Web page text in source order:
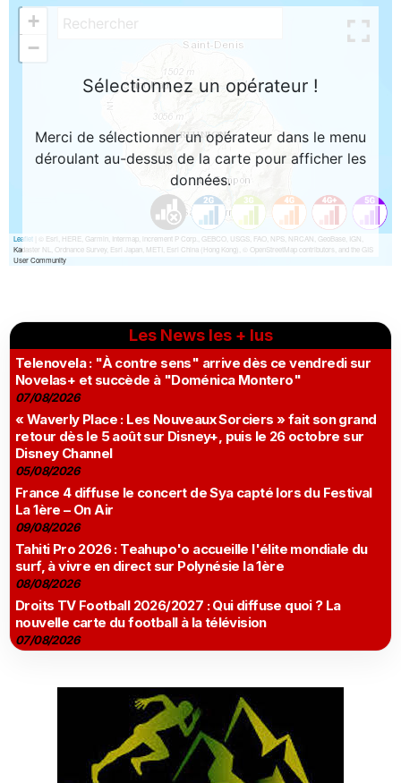
Les News les + lus
Telenovela : "À contre sens" arrive dès ce vendredi sur
Novelas+ et succède à "Doménica Montero"
07/08/2026
« Waverly Place : Les Nouveaux Sorciers » fait son grand
retour dès le 5 août sur Disney+, puis le 26 octobre sur
Disney Channel
05/08/2026
France 4 diffuse le concert de Sya capté lors du Festival
La 1ère – On Air
09/08/2026
Tahiti Pro 2026 : Teahupo'o accueille l'élite mondiale du
surf, à vivre en direct sur Polynésie la 1ère
08/08/2026
Droits TV Football 2026/2027 : Qui diffuse quoi ? La
nouvelle carte du football à la télévision
07/08/2026